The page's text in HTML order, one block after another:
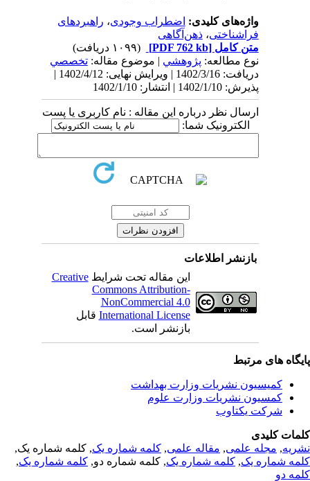
واژه‌های کلیدی:اضطراب وجودی،راهبردهای
فراشناختی،ذهن‌آگاهی
متن کامل[PDF 762 kb]
نوع مطالعه:پژوهشي| موضوع مقاله:تخصصي
دریافت: 1402/3/16 | ویرایش نهایی: 1402/4/12 |
پذیرش: 1402/1/10 | انتشار: 1402/1/10
ارسال نظر درباره این مقاله : نام کاربری یا پست
الکترونیک شما:
بازنشر اطلاعات
این مقاله تحت شرایطCreative
Commons Attribution-
NonCommercial 4.0
International Licenseقابل
بازنشر است.
های مرتبط
کمیسیون نشریات وزارت بهداشت
کمسیون نشریات وزارت علوم
شرکت یکتاوب
کلیدی
,مجله علمی, مقاله علمی, کلمه شماره یک, کلمه شماره یک,
شماره یک,کلمه شماره یک, کلمه شماره دو,کلمه شماره یک,
دو